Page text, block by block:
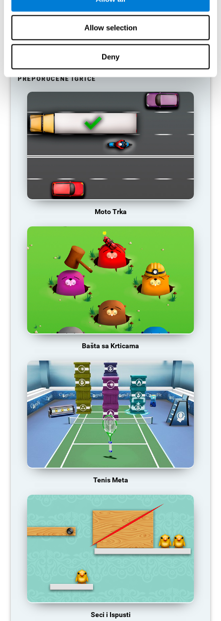
Allow selection
Deny
da on automatski eliminiše neuronske veze koje ne koristi često.
Ako ne koristimo određenu kognitivnu veštinu često, mozak
prestaje da šalje potrebne resurse i neuronske veze postaju sve
slabije i slabije. Zbog ovog slabljena neuronskih veza postaje nam
teže da koristimo datu kognitivnu veštinu, zbog čega nam može
biti teže i da obavljamo neke svakodnevne aktivnosti.
PREPORUČENE IGRICE
Moto Trka
Bašta sa Krticama
Tenis Meta
Seci i Ispusti